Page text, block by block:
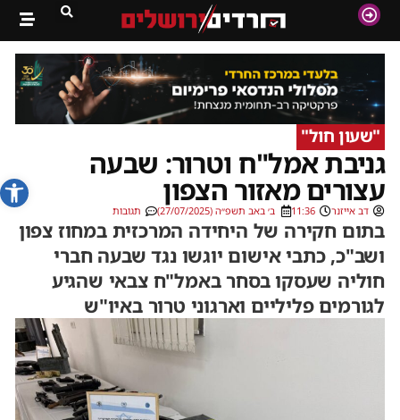
פתח
"שעון חול"
גניבת אמל"ח וטרור: שבעה
עצורים מאזור הצפון
דב אייזנר 11:36 ב׳ באב תשפ״ה (27/07/2025) תגובות
בתום חקירה של היחידה המרכזית במחוז צפון
ושב"כ, כתבי אישום יוגשו נגד שבעה חברי
חוליה שעסקו בסחר באמל"ח צבאי שהגיע
לגורמים פליליים וארגוני טרור באיו"ש